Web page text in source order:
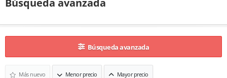
Búsqueda avanzada
Búsqueda avanzada
Más nuevo Menor precio Mayor precio